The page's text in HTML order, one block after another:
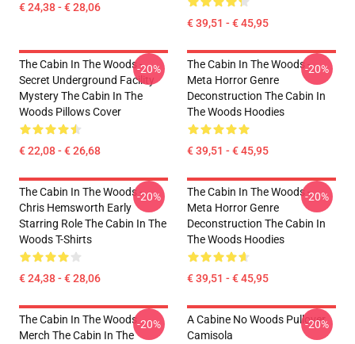
€ 24,38 - € 28,06
€ 39,51 - € 45,95
The Cabin In The Woods -
Secret Underground Facility
Mystery The Cabin In The
Woods Pillows Cover
€ 22,08 - € 26,68
-20%
The Cabin In The Woods -
Meta Horror Genre
Deconstruction The Cabin In
The Woods Hoodies
€ 39,51 - € 45,95
-20%
The Cabin In The Woods -
Chris Hemsworth Early
Starring Role The Cabin In The
Woods T-Shirts
€ 24,38 - € 28,06
-20%
The Cabin In The Woods -
Meta Horror Genre
Deconstruction The Cabin In
The Woods Hoodies
€ 39,51 - € 45,95
-20%
The Cabin In The Woods
Merch The Cabin In The
-20%
A Cabine No Woods Pullover
Camisola
-20%